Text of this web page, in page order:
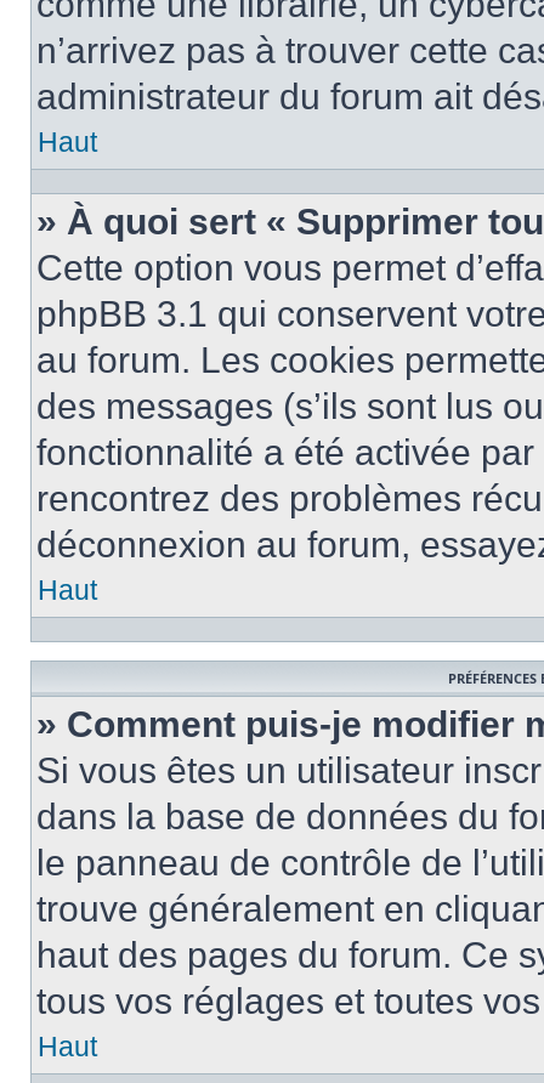
n’arrivez pas à trouver cette
administrateur du forum ait
Haut
» À quoi sert « Supprimer
Cette option vous permet
phpBB 3.1 qui conservent
au forum. Les cookies
des messages (s’ils sont lus
fonctionnalité a été activée
rencontrez des problèmes
déconnexion au forum,
Haut
» Comment puis-je modifier
Si vous êtes un utilisateur
dans la base de données du
le panneau de contrôle de
trouve généralement en
haut des pages du forum. Ce
tous vos réglages et toutes
Haut